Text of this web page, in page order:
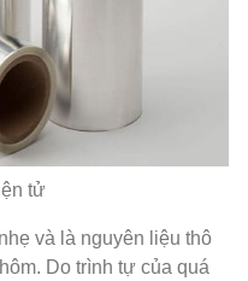
tử
và là nguyên liệu thô
Do trình tự của quá